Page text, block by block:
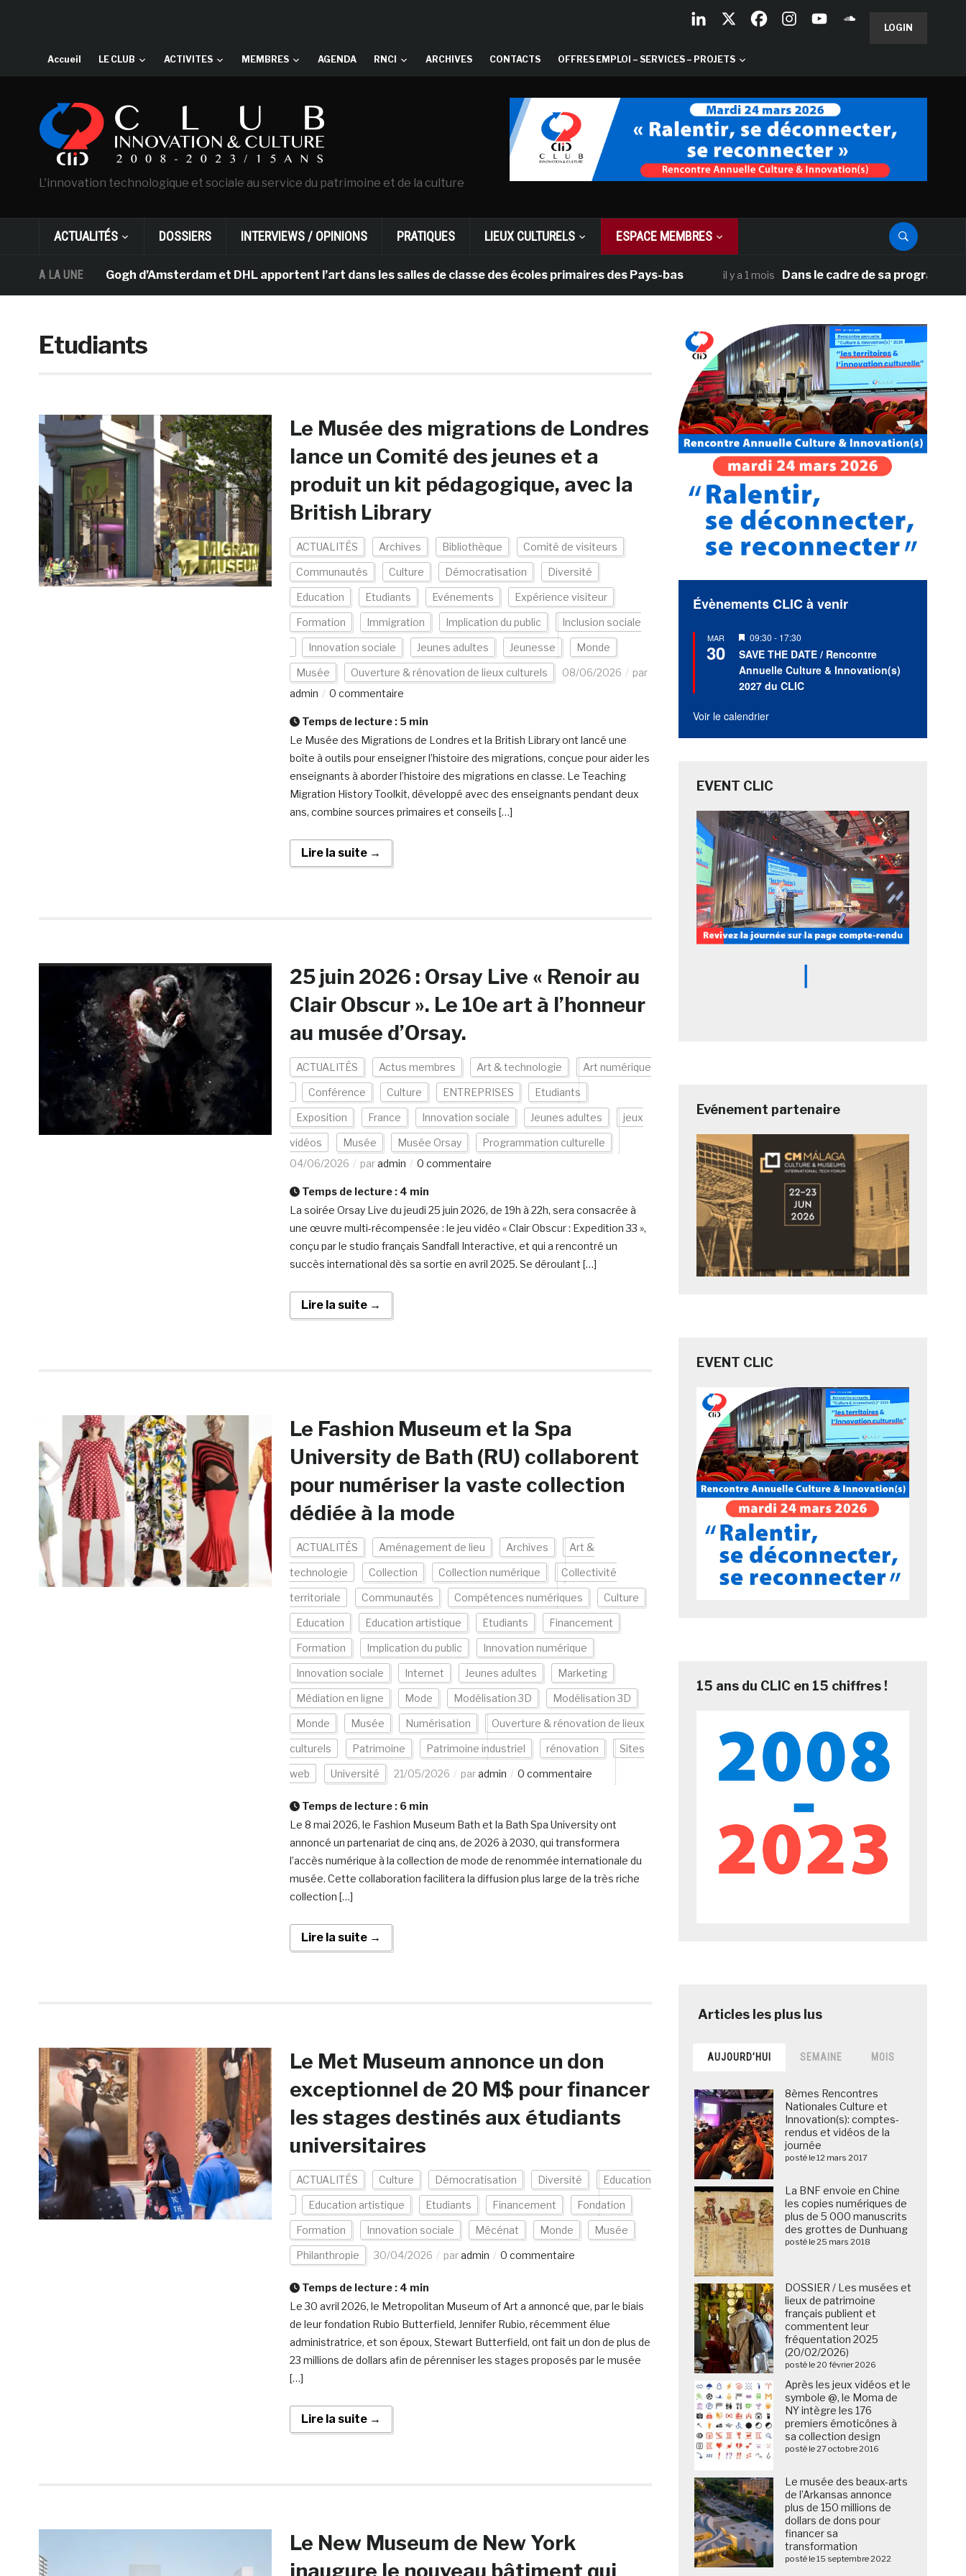
LOGIN
Accueil LE CLUB ACTIVITES MEMBRES AGENDA RNCI ARCHIVES CONTACTS OFFRES EMPLOI – SERVICES – PROJETS
L'innovation technologique et sociale au service du patrimoine et de la culture
ACTUALITÉS DOSSIERS INTERVIEWS / OPINIONS PRATIQUES LIEUX CULTURELS ESPACE MEMBRES
A LA UNE
Van Gogh d’Amsterdam et DHL apportent l’art dans les salles de classe des écoles primaires des Pays-bas il y a 1 mois Dans le cadre de sa programmation
Etudiants
Le Musée des migrations de Londres
lance un Comité des jeunes et a
produit un kit pédagogique, avec la
British Library
ACTUALITÉS Archives Bibliothèque Comité de visiteurs
Communautés Culture Démocratisation Diversité
Education Etudiants Evénements Expérience visiteur
Formation Immigration Implication du public Inclusion sociale
Innovation sociale Jeunes adultes Jeunesse Monde
Musée Ouverture & rénovation de lieux culturels 08/06/2026
par
admin
0 commentaire
Temps de lecture : 5 min
Le Musée des Migrations de Londres et la British Library ont lancé une
boîte à outils pour enseigner l’histoire des migrations, conçue pour aider les
enseignants à aborder l’histoire des migrations en classe. Le Teaching
Migration History Toolkit, développé avec des enseignants pendant deux
ans, combine sources primaires et conseils […]
Lire la suite →
25 juin 2026 : Orsay Live « Renoir au
Clair Obscur ». Le 10e art à l’honneur
au musée d’Orsay.
ACTUALITÉS Actus membres Art & technologie Art numérique
Conférence Culture ENTREPRISES Etudiants
Exposition France Innovation sociale Jeunes adultes jeux
vidéos Musée Musée Orsay
Programmation culturelle
04/06/2026
paradmin 0 commentaire
Temps de lecture : 4 min
La soirée Orsay Live du jeudi 25 juin 2026, de 19h à 22h, sera consacrée à
une œuvre multi-récompensée : le jeu vidéo « Clair Obscur : Expedition 33 »,
conçu par le studio français Sandfall Interactive, et qui a rencontré un
succès international dès sa sortie en avril 2025. Se déroulant […]
Lire la suite →
Le Fashion Museum et la Spa
University de Bath (RU) collaborent
pour numériser la vaste collection
dédiée à la mode
ACTUALITÉS Aménagement de lieu Archives Art &
technologie Collection Collection numérique Collectivité
territoriale Communautés Compétences numériques Culture
Education Education artistique Etudiants Financement
Formation Implication du public Innovation numérique
Innovation sociale Internet Jeunes adultes Marketing
Médiation en ligne Mode Modélisation 3D Modélisation 3D
Monde Musée Numérisation Ouverture & rénovation de lieux
culturels Patrimoine Patrimoine industriel rénovation Sites
web Université 21/05/2026 paradmin 0 commentaire
Temps de lecture : 6 min
Le 8 mai 2026, le Fashion Museum Bath et la Bath Spa University ont
annoncé un partenariat de cinq ans, de 2026 à 2030, qui transformera
l’accès numérique à la collection de mode de renommée internationale du
musée. Cette collaboration facilitera la diffusion plus large de la très riche
collection […]
Lire la suite →
Le Met Museum annonce un don
exceptionnel de 20 M$ pour financer
les stages destinés aux étudiants
universitaires
ACTUALITÉS Culture Démocratisation Diversité Education
Education artistique Etudiants Financement Fondation
Formation Innovation sociale Mécénat Monde Musée
Philanthropie 30/04/2026 paradmin 0 commentaire
Temps de lecture : 4 min
Le 30 avril 2026, le Metropolitan Museum of Art a annoncé que, par le biais
de leur fondation Rubio Butterfield, Jennifer Rubio, récemment élue
administratrice, et son époux, Stewart Butterfield, ont fait un don de plus de
23 millions de dollars afin de pérenniser les stages proposés par le musée
[…]
Lire la suite →
Le New Museum de New York
inaugure le nouveau bâtiment qui
Évènements CLIC à venir
MAR
30
Mis
en
avant
09:30 - 17:30
SAVE THE DATE / Rencontre
Annuelle Culture & Innovation(s)
2027 du CLIC
Voir le calendrier
EVENT CLIC
Evénement partenaire
EVENT CLIC
15 ans du CLIC en 15 chiffres !
AUJOURD’HUI SEMAINE MOIS
8èmes Rencontres
Nationales Culture et
Innovation(s): comptes-
rendus et vidéos de la
journée
posté le 12 mars 2017
La BNF envoie en Chine
les copies numériques de
plus de 5 000 manuscrits
des grottes de Dunhuang
posté le 25 mars 2018
DOSSIER / Les musées et
lieux de patrimoine
français publient et
commentent leur
fréquentation 2025
(20/02/2026)
posté le 20 février 2026
Après les jeux vidéos et le
symbole @, le Moma de
NY intègre les 176
premiers émoticônes à
sa collection design
posté le 27 octobre 2016
Le musée des beaux-arts
de l’Arkansas annonce
plus de 150 millions de
dollars de dons pour
financer sa
transformation
posté le 15 septembre 2022